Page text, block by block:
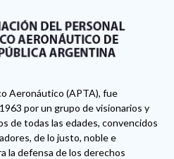
Aeronáutico (APTA), fue
por un grupo de visionarios y
de todas las edades, convencidos
de lo justo, noble e
la defensa de los derechos